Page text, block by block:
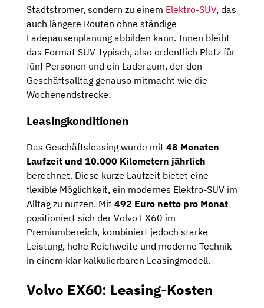
Stadtstromer, sondern zu einem Elektro-SUV, das
auch längere Routen ohne ständige
Ladepausenplanung abbilden kann. Innen bleibt
das Format SUV-typisch, also ordentlich Platz für
fünf Personen und ein Laderaum, der den
Geschäftsalltag genauso mitmacht wie die
Wochenendstrecke.
Leasingkonditionen
Das Geschäftsleasing wurde mit 48 Monaten
Laufzeit und 10.000 Kilometern jährlich
berechnet. Diese kurze Laufzeit bietet eine
flexible Möglichkeit, ein modernes Elektro-SUV im
Alltag zu nutzen. Mit 492 Euro netto pro Monat
positioniert sich der Volvo EX60 im
Premiumbereich, kombiniert jedoch starke
Leistung, hohe Reichweite und moderne Technik
in einem klar kalkulierbaren Leasingmodell.
Volvo EX60: Leasing-Kosten